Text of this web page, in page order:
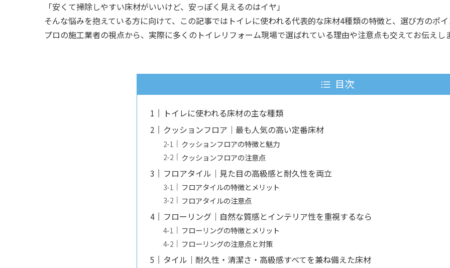
「安くて掃除しやすい床材がいいけど、安っぽく見えるのはイヤ」
そんな悩みを抱えている方に向けて、この記事ではトイレに使われる代表的な床材4種類の特徴と、選び方のポイ
プロの施工業者の視点から、実際に多くのトイレリフォーム現場で選ばれている理由や注意点も交えてお伝えし
目次
トイレに使われる床材の主な種類
クッションフロア｜最も人気の高い定番床材
クッションフロアの特徴と魅力
クッションフロアの注意点
フロアタイル｜見た目の高級感と耐久性を両立
フロアタイルの特徴とメリット
フロアタイルの注意点
フローリング｜自然な質感とインテリア性を重視するなら
フローリングの特徴とメリット
フローリングの注意点と対策
タイル｜耐久性・清潔さ・高級感すべてを兼ね備えた床材